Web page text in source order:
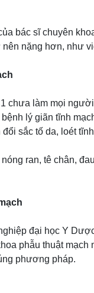
bác sĩ chuyên
nặng hơn, như
chưa làm mọi
lý giãn tĩnh
sắc tố da, loét
ran, tê chân,
đại học Y
phẫu thuật
phương pháp.